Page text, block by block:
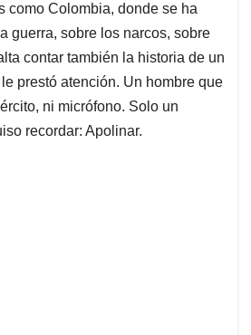
como Colombia, donde se ha
guerra, sobre los narcos, sobre
contar también la historia de un
prestó atención. Un hombre que
ni micrófono. Solo un
recordar: Apolinar.